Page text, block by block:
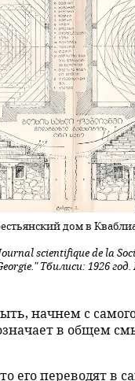
дом в
scientifique de la
Тбилиси: 1926 год.
начнем с
в общем
его переводят в